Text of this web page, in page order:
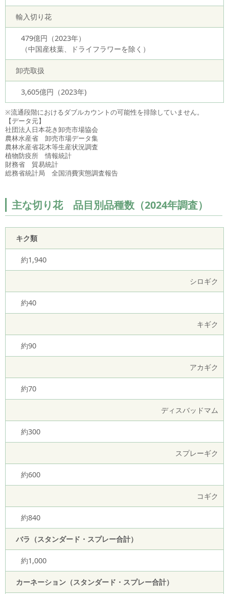
輸入切り花
479億円（2023年）
（中国産枝葉、ドライフラワーを除く）
卸売取扱
3,605億円（2023年)
※流通段階におけるダブルカウントの可能性を排除していません。
【データ元】
社団法人日本花き卸売市場協会
農林水産省 卸売市場データ集
農林水産省花木等生産状況調査
植物防疫所 情報統計
財務省 貿易統計
総務省統計局 全国消費実態調査報告
主な切り花 品目別品種数（2024年調査）
キク類
約1,940
シロギク
約40
キギク
約90
アカギク
約70
ディスバッドマム
約300
スプレーギク
約600
コギク
約840
バラ（スタンダード・スプレー合計）
約1,000
カーネーション（スタンダード・スプレー合計）